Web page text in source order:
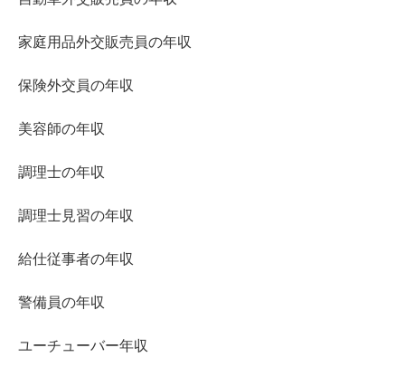
家庭用品外交販売員の年収
保険外交員の年収
美容師の年収
調理士の年収
調理士見習の年収
給仕従事者の年収
警備員の年収
ユーチューバー年収